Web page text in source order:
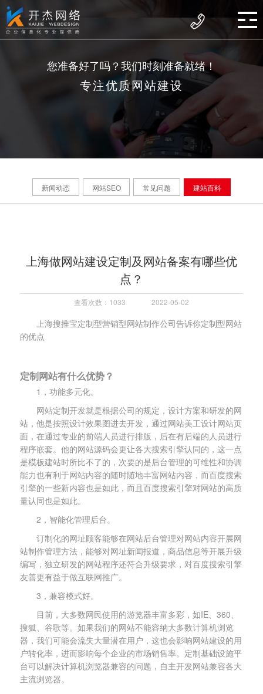
您准备好了吗？我们时刻准备就绪！
专注优质网站建设
新闻动态 网站SEO 常见问题 建站百科
上海做网站建设定制及网站备案有哪些优
点？
查看次数：1033 2022-05-02
上海搜推宝定制型营销型网站制作公司告诉你定制型网站
的优点
定制网站有什么优势？
1，功能多元化。
网站定制开发就是根据公司的规定，设计方案和研发的网
站，他是按照设计效果图进去开发，通过网站美工设计网站页
面，在通过专业的前端人员进行排版，后在有后端的人员进行
程序嵌套。他的网站源码会更让各大搜索引擎认同的，这一点
是模板建站时所比不了的，次要的是后台管理的可维性和协调
能力也有利于网站内容的随时随地丰富网站内容，而百度搜索
引擎的一些新内容也是如此，而且百度搜索引擎对网站的高质
量认同也是如此。
2，智能化管理后台。
订制化的网址顾客能够在网站后台管理对网站内容开展网
站制作管理方法，能够对网址新闻报道，商品信息等开展升级
编写，独立研发的网站程序还符合升级要求，对百度搜索引擎
友善更有益于做互联网推广。
3，兼容模式好。
目前，大多数网民使用的游览器丰富多彩，如IE、360、
搜狐、谷歌等。如果我们的网站不能容纳大多数计算机浏览
器，我们可能会流失大量潜在用户，这也会影响网站建设的用
户转化率，进而影响每个企业的市场销售率。定制基础设施平
台可以解决计算机浏览器兼容的问题，自主开发网站兼容各大
主流浏览器。